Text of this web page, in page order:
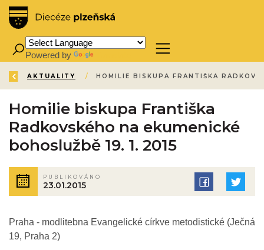
Powered by
ZPĚT
ÚVOD /
AKTUALITY /
Homilie biskupa Františka
Radkovského na ekumenické
bohoslužbě 19. 1. 2015
PUBLIKOVÁNO
23.01.2015
Praha - modlitebna Evangelické církve metodistické (Ječná
19, Praha 2)